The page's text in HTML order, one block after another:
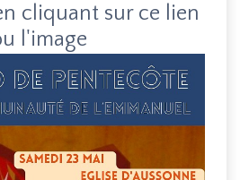
cliquant sur ce lien
l'image